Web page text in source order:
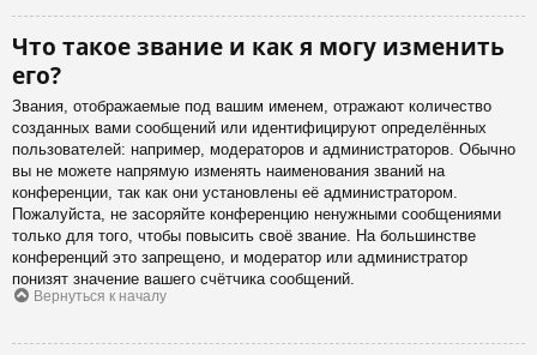
Что такое звание и как я могу изменить
его?
Звания, отображаемые под вашим именем, отражают количество
созданных вами сообщений или идентифицируют определённых
пользователей: например, модераторов и администраторов. Обычно
вы не можете напрямую изменять наименования званий на
конференции, так как они установлены её администратором.
Пожалуйста, не засоряйте конференцию ненужными сообщениями
только для того, чтобы повысить своё звание. На большинстве
конференций это запрещено, и модератор или администратор
понизят значение вашего счётчика сообщений.
Вернуться к началу